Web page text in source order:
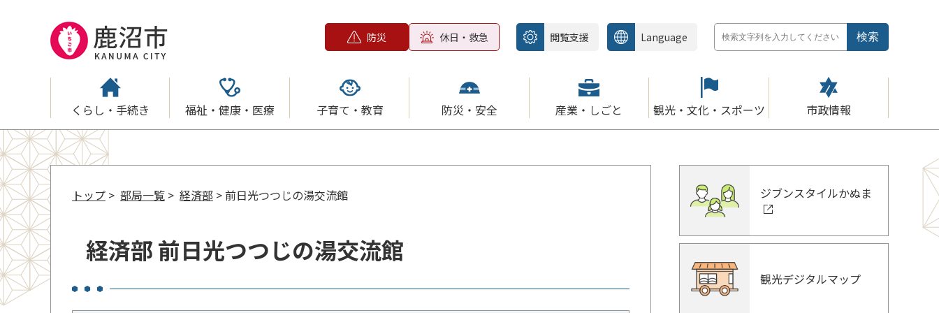
防災 休日・救急 閲覧支援 Language
くらし・手続き 福祉・健康・医療 子育て・教育 防災・安全 産業・しごと 観光・文化・スポーツ 市政情報
トップ > 部局一覧 > 経済部 > 前日光つつじの湯交流館
経済部 前日光つつじの湯交流館
ジブンスタイルかぬま
観光デジタルマップ